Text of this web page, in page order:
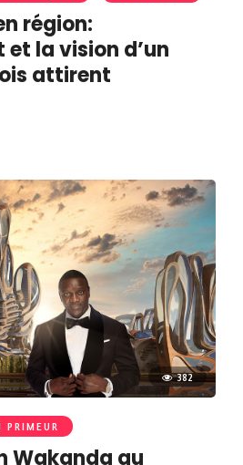
région:
et la vision d’un
attirent
382
PRIMEUR
Wakanda au